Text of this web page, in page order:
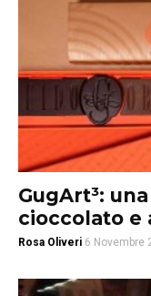
GugArt³:
cioccolato e
Rosa Oliveri 6 Novembre